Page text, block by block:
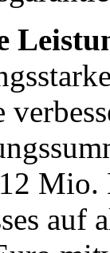
Mio.
auf